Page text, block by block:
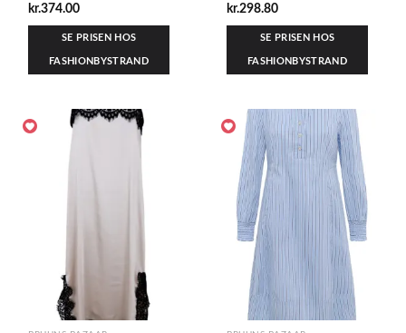
kr.374.00
SE PRISEN HOS
FASHIONBYSTRAND
kr.298.80
SE PRISEN HOS
FASHIONBYSTRAND